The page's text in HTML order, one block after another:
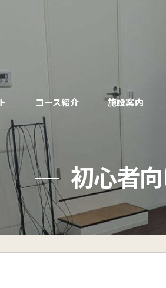
コース紹介
パーソナルコース
初めての方へ
施設案内
初心者